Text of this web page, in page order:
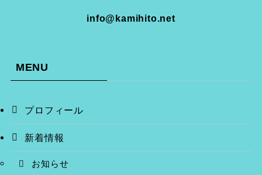
info@kamihito.net
MENU
プロフィール
新着情報
お知らせ